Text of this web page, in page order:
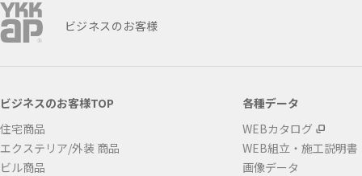
ビジネスのお客様
ビジネスのお客様TOP
住宅商品
エクステリア/外装 商品
ビル商品
各種データ
WEBカタログ
WEB組立・施工説明書
画像データ